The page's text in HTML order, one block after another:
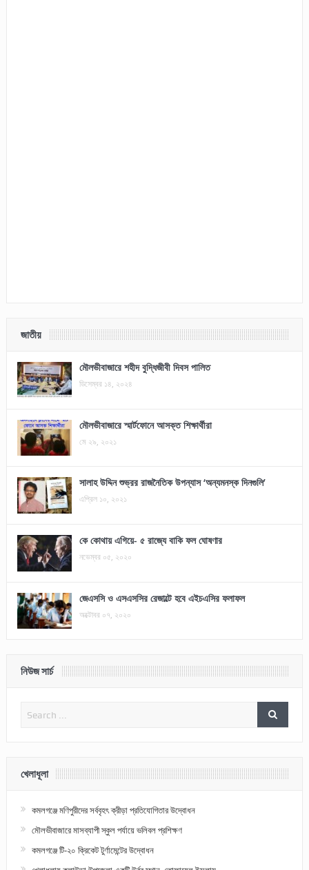
জাতীয়
মৌলভীবাজারে শহীদ বুদ্ধিজীবী দিবস পালিত
ডিসেম্বর ১৪, ২০২৪
মৌলভীবাজারে স্মার্টফোনে আসক্ত শিক্ষার্থীরা
মে ২৯, ২০২১
সালাহ উদ্দিন শুভ্রর রাজনৈতিক উপন্যাস ‘অন্যমনস্ক দিনগুলি’
এপ্রিল ১০, ২০২১
কে কোথায় এগিয়ে- ৫ রাজ্যে বাকি ফল ঘোষণার
নভেম্বর ০৫, ২০২০
জেএসসি ও এসএসসির রেজাল্টে হবে এইচএসির ফলাফল
অক্টোবর ০৭, ২০২০
নিউজ সার্চ
খেলাধূলা
কমলগঞ্জে মণিপুরীদের সর্ববৃহৎ ক্রীড়া প্রতিযোগিতার উদ্বোধন
মৌলভীবাজারে মাসব্যাপী স্কুল পর্যায়ে ভলিবল প্রশিক্ষণ
কমলগঞ্জে টি-২০ ক্রিকেট টুর্ণামেন্টের উদ্বোধন